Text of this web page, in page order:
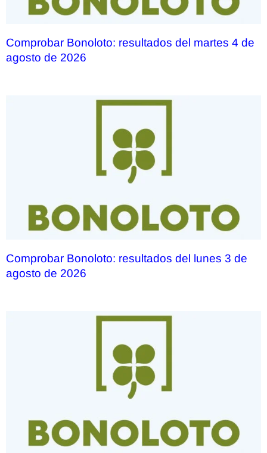
Comprobar Bonoloto: resultados del martes 4 de
agosto de 2026
Comprobar Bonoloto: resultados del lunes 3 de
agosto de 2026